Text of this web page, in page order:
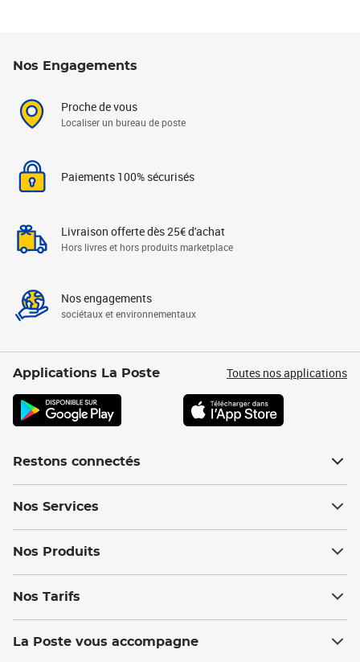
Nos Engagements
Proche de vous
Localiser un bureau de poste
Paiements 100% sécurisés
Livraison offerte dès 25€ d'achat
Hors livres et hors produits marketplace
Nos engagements
sociétaux et environnementaux
Applications La Poste Toutes nos applications
Restons connectés
Nos Services
Nos Produits
Nos Tarifs
La Poste vous accompagne